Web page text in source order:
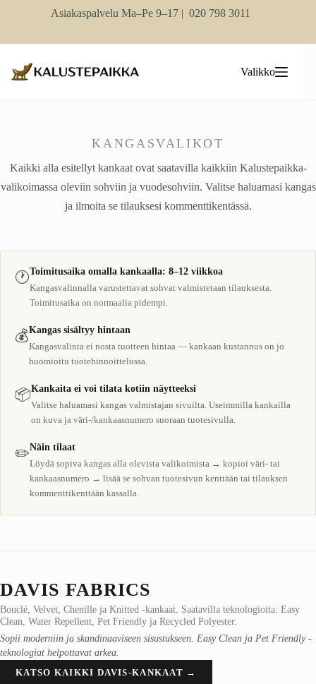
Asiakaspalvelu Ma–Pe 9–17 | 020 798 3011
Valikko
KANGASVALIKOT
Kaikki alla esitellyt kankaat ovat saatavilla kaikkiin Kalustepaikka-
valikoimassa oleviin sohviin ja vuodesohviin. Valitse haluamasi kangas
ja ilmoita se tilauksesi kommenttikentässä.
🕐Toimitusaika omalla kankaalla: 8–12 viikkoa
Kangasvalinnalla varustettavat sohvat valmistetaan tilauksesta.
Toimitusaika on normaalia pidempi.
💰Kangas sisältyy hintaan
Kangasvalinta ei nosta tuotteen hintaa — kankaan kustannus on jo
huomioitu tuotehinnoittelussa.
📦Kankaita ei voi tilata kotiin näytteeksi
Valitse haluamasi kangas valmistajan sivuilta. Useimmilla kankailla
on kuva ja väri-/kankaasnumero suoraan tuotesivulla.
✏️Näin tilaat
Löydä sopiva kangas alla olevista valikoimista → kopioi väri- tai
kankaasnumero → lisää se sohvan tuotesivun kenttään tai tilauksen
kommenttikenttään kassalla.
DAVIS FABRICS
Bouclé, Velvet, Chenille ja Knitted -kankaat. Saatavilla teknologioita: Easy
Clean, Water Repellent, Pet Friendly ja Recycled Polyester.
Sopii moderniin ja skandinaaviseen sisustukseen. Easy Clean ja Pet Friendly -
teknologiat helpottavat arkea.
KATSO KAIKKI DAVIS-KANKAAT →